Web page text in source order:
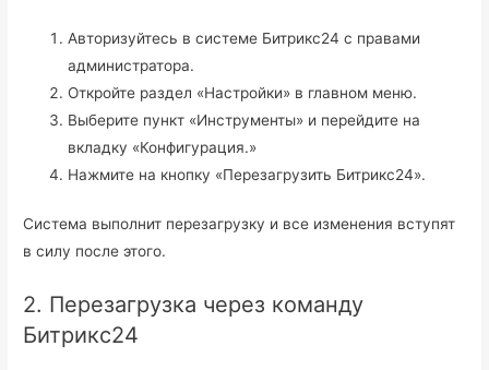
Авторизуйтесь в системе Битрикс24 с правами
администратора.
Откройте раздел «Настройки» в главном меню.
Выберите пункт «Инструменты» и перейдите на
вкладку «Конфигурация.»
Нажмите на кнопку «Перезагрузить Битрикс24».
Система выполнит перезагрузку и все изменения вступят
в силу после этого.
2. Перезагрузка через команду
Битрикс24